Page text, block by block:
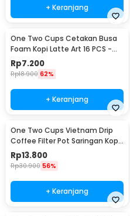
+ Keranjang
One Two Cups Cetakan Busa
Foam Kopi Latte Art 16 PCS -
JJYE01
Rp7.200
Rp18.900 62%
+ Keranjang
One Two Cups Vietnam Drip
Coffee Filter Pot Saringan Kopi
180ml 8Q - LC1
Rp13.800
Rp30.900 56%
+ Keranjang